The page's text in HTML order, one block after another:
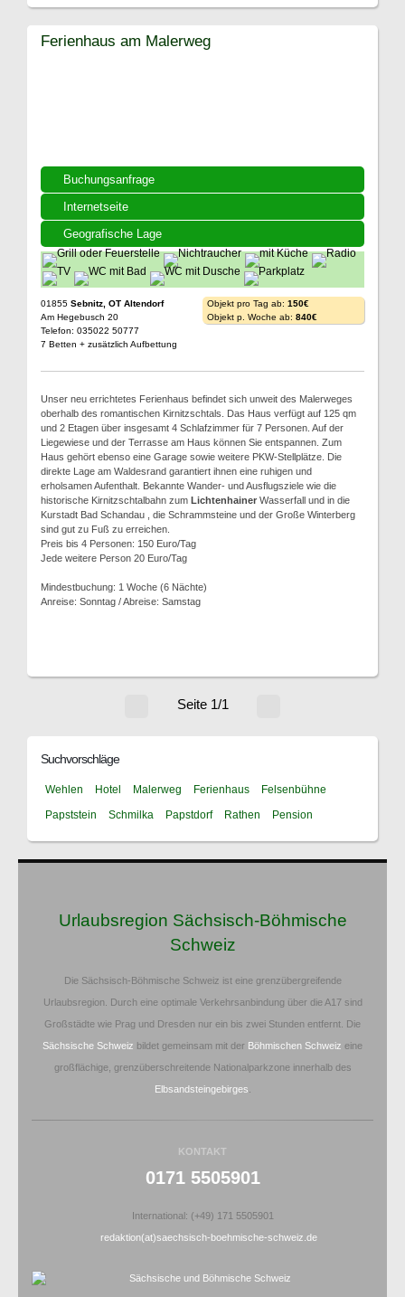
Buchungsanfrage
Internetseite
Geografische Lage
Ferienhaus am Malerweg
01855 Sebnitz, OT Altendorf
Am Hegebusch 20
Telefon: 035022 50777
7 Betten + zusätzlich Aufbettung
Objekt pro Tag ab: 150€
Objekt p. Woche ab: 840€
Unser neu errichtetes Ferienhaus befindet sich unweit des Malerweges
oberhalb des romantischen Kirnitzschtals. Das Haus verfügt auf 125 qm
und 2 Etagen über insgesamt 4 Schlafzimmer für 7 Personen. Auf der
Liegewiese und der Terrasse am Haus können Sie entspannen. Zum
Haus gehört ebenso eine Garage sowie weitere PKW-Stellplätze. Die
direkte Lage am Waldesrand garantiert ihnen eine ruhigen und
erholsamen Aufenthalt. Bekannte Wander- und Ausflugsziele wie die
historische Kirnitzschtalbahn zum Lichtenhainer Wasserfall und in die
Kurstadt Bad Schandau , die Schrammsteine und der Große Winterberg
sind gut zu Fuß zu erreichen.
Preis bis 4 Personen: 150 Euro/Tag
Jede weitere Person 20 Euro/Tag
Mindestbuchung: 1 Woche (6 Nächte)
Anreise: Sonntag / Abreise: Samstag
Seite 1/1
Suchvorschläge
Wehlen Hotel Malerweg Ferienhaus
Felsenbühne
Papststein
Schmilka Papstdorf Rathen Pension
Urlaubsregion Sächsisch-Böhmische
Schweiz
Die Sächsisch-Böhmische Schweiz ist eine grenzübergreifende
Urlaubsregion. Durch eine optimale Verkehrsanbindung über die A17 sind
Großstädte wie Prag und Dresden nur ein bis zwei Stunden entfernt. Die
Sächsische Schweiz bildet gemeinsam mit der Böhmischen Schweiz eine
großflächige, grenzüberschreitende Nationalparkzone innerhalb des
Elbsandsteingebirges
KONTAKT
0171 5505901
International: (+49) 171 5505901
redaktion(at)saechsisch-boehmische-schweiz.de